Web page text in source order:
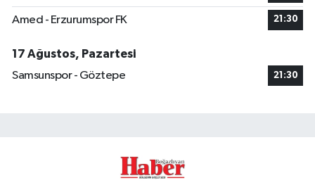
Amed - Erzurumspor FK 21:30
17 Ağustos, Pazartesi
Samsunspor - Göztepe
21:30